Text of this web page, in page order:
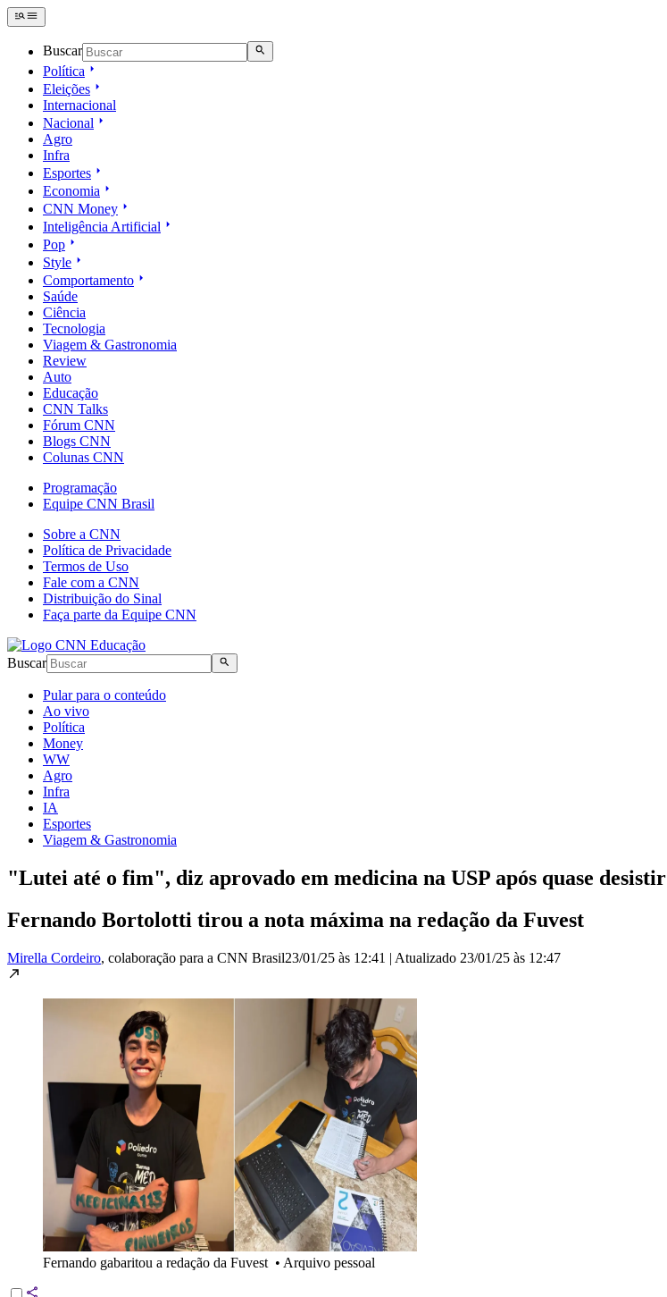
Buscar
Política
Eleições
Internacional
Nacional
Agro
Infra
Esportes
Economia
CNN Money
Inteligência Artificial
Pop
Style
Comportamento
Saúde
Ciência
Tecnologia
Viagem & Gastronomia
Review
Auto
Educação
CNN Talks
Fórum CNN
Blogs CNN
Colunas CNN
Programação
Equipe CNN Brasil
Sobre a CNN
Política de Privacidade
Termos de Uso
Fale com a CNN
Distribuição do Sinal
Faça parte da Equipe CNN
Buscar
Pular para o conteúdo
Ao vivo
Política
Money
WW
Agro
Infra
IA
Esportes
Viagem & Gastronomia
"Lutei até o fim", diz aprovado em medicina na USP após quase desistir
Fernando Bortolotti tirou a nota máxima na redação da Fuvest
Mirella Cordeiro, colaboração para a CNN Brasil23/01/25 às 12:41 | Atualizado 23/01/25 às 12:47
Fernando gabaritou a redação da Fuvest • Arquivo pessoal